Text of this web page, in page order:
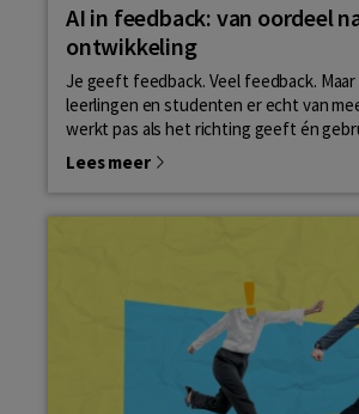
AI in feedback: van oordeel
ontwikkeling
Je geeft feedback. Veel feedback.
leerlingen en studenten er echt van
werkt pas als het richting geeft én
Lees meer